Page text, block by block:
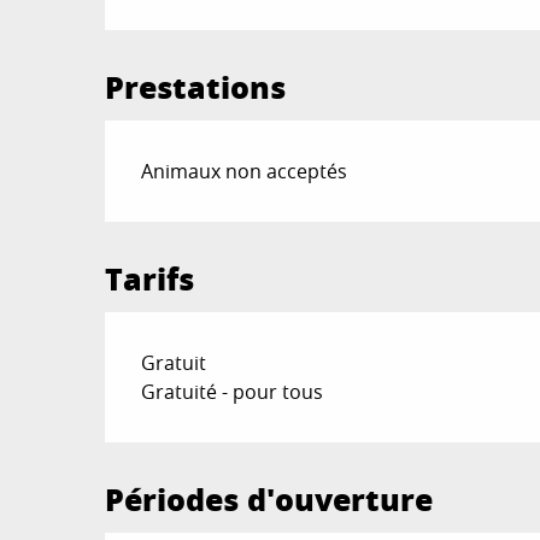
Prestations
Animaux non acceptés
Tarifs
Gratuit
Gratuité - pour tous
Périodes d'ouverture